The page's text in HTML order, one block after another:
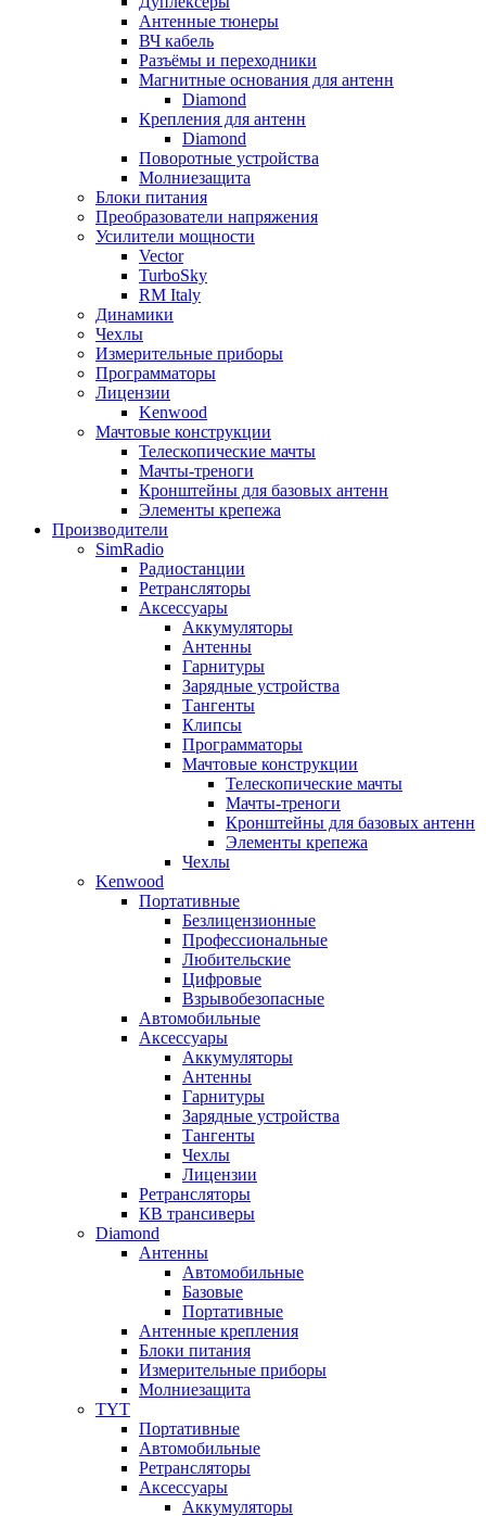
Антенные тюнеры
ВЧ кабель
Разъёмы и переходники
Магнитные основания для антенн
Diamond
Крепления для антенн
Diamond
Поворотные устройства
Молниезащита
Блоки питания
Преобразователи напряжения
Усилители мощности
Vector
TurboSky
RM Italy
Динамики
Чехлы
Измерительные приборы
Программаторы
Лицензии
Kenwood
Мачтовые конструкции
Телескопические мачты
Мачты-треноги
Кронштейны для базовых антенн
Элементы крепежа
Производители
SimRadio
Радиостанции
Ретрансляторы
Аксессуары
Аккумуляторы
Антенны
Гарнитуры
Зарядные устройства
Тангенты
Клипсы
Программаторы
Мачтовые конструкции
Телескопические мачты
Мачты-треноги
Кронштейны для базовых антенн
Элементы крепежа
Чехлы
Kenwood
Портативные
Безлицензионные
Профессиональные
Любительские
Цифровые
Взрывобезопасные
Автомобильные
Аксессуары
Аккумуляторы
Антенны
Гарнитуры
Зарядные устройства
Тангенты
Чехлы
Лицензии
Ретрансляторы
КВ трансиверы
Diamond
Антенны
Автомобильные
Базовые
Портативные
Антенные крепления
Блоки питания
Измерительные приборы
Молниезащита
TYT
Портативные
Автомобильные
Ретрансляторы
Аксессуары
Аккумуляторы